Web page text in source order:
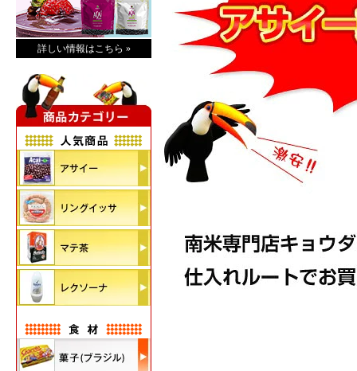
詳しい情報はこちら »